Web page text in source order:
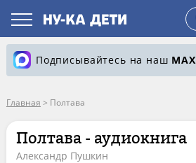
Подписывайтесь на наш MAX
Главная > Полтава
Полтава - аудиокнига
Александр Пушкин